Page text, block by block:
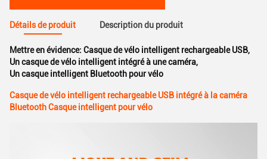
Détails de produit Description du produit
Mettre en évidence: Casque de vélo intelligent rechargeable USB,
Un casque de vélo intelligent intégré à une caméra,
Un casque intelligent Bluetooth pour vélo
Casque de vélo intelligent rechargeable USB intégré à la caméra
Bluetooth Casque intelligent pour vélo